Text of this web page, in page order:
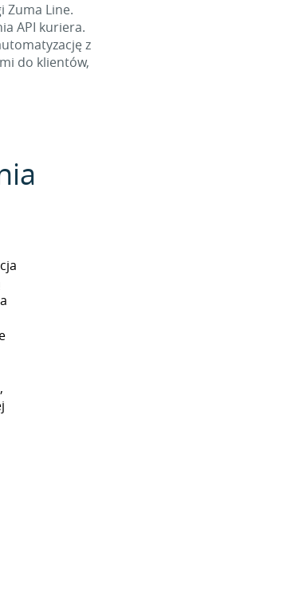
Zuma Line.
API kuriera.
z
do klientów,